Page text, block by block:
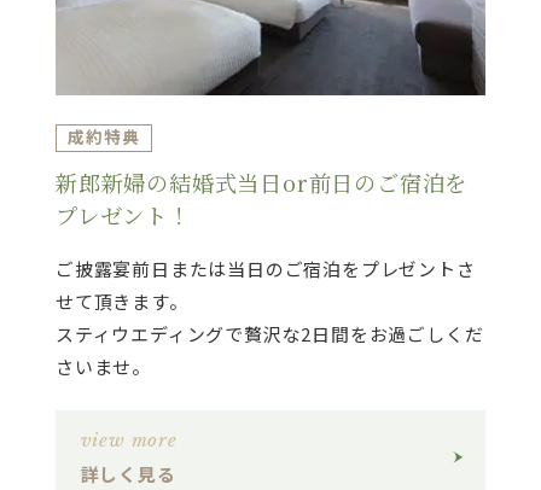
成約特典
新郎新婦の結婚式当日or前日のご宿泊を
プレゼント！
ご披露宴前日または当日のご宿泊をプレゼントさ
せて頂きます。
スティウエディングで贅沢な2日間をお過ごしくだ
さいませ。
view more
詳しく見る